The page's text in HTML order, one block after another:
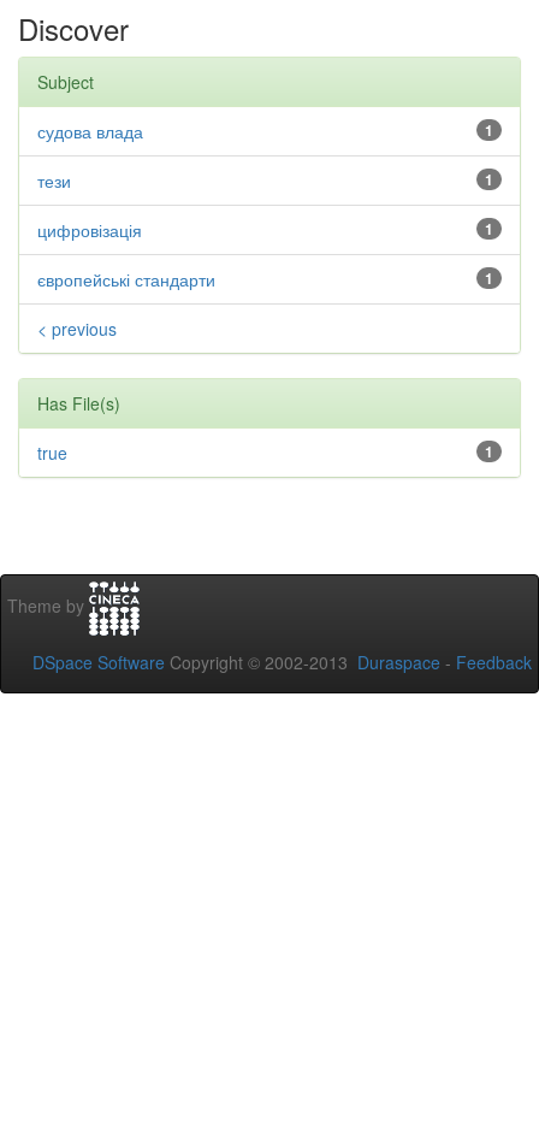
Discover
Subject
1
судова влада
1
тези
1
цифровізація
1
європейські стандарти
< previous
Has File(s)
1
true
Theme by
DSpace Software Copyright © 2002-2013 Duraspace - Feedback